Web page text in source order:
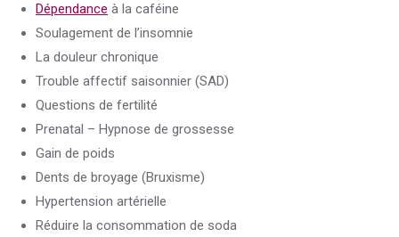
Dépendance à la caféine
Soulagement de l’insomnie
La douleur chronique
Trouble affectif saisonnier (SAD)
Questions de fertilité
Prenatal – Hypnose de grossesse
Gain de poids
Dents de broyage (Bruxisme)
Hypertension artérielle
Réduire la consommation de soda